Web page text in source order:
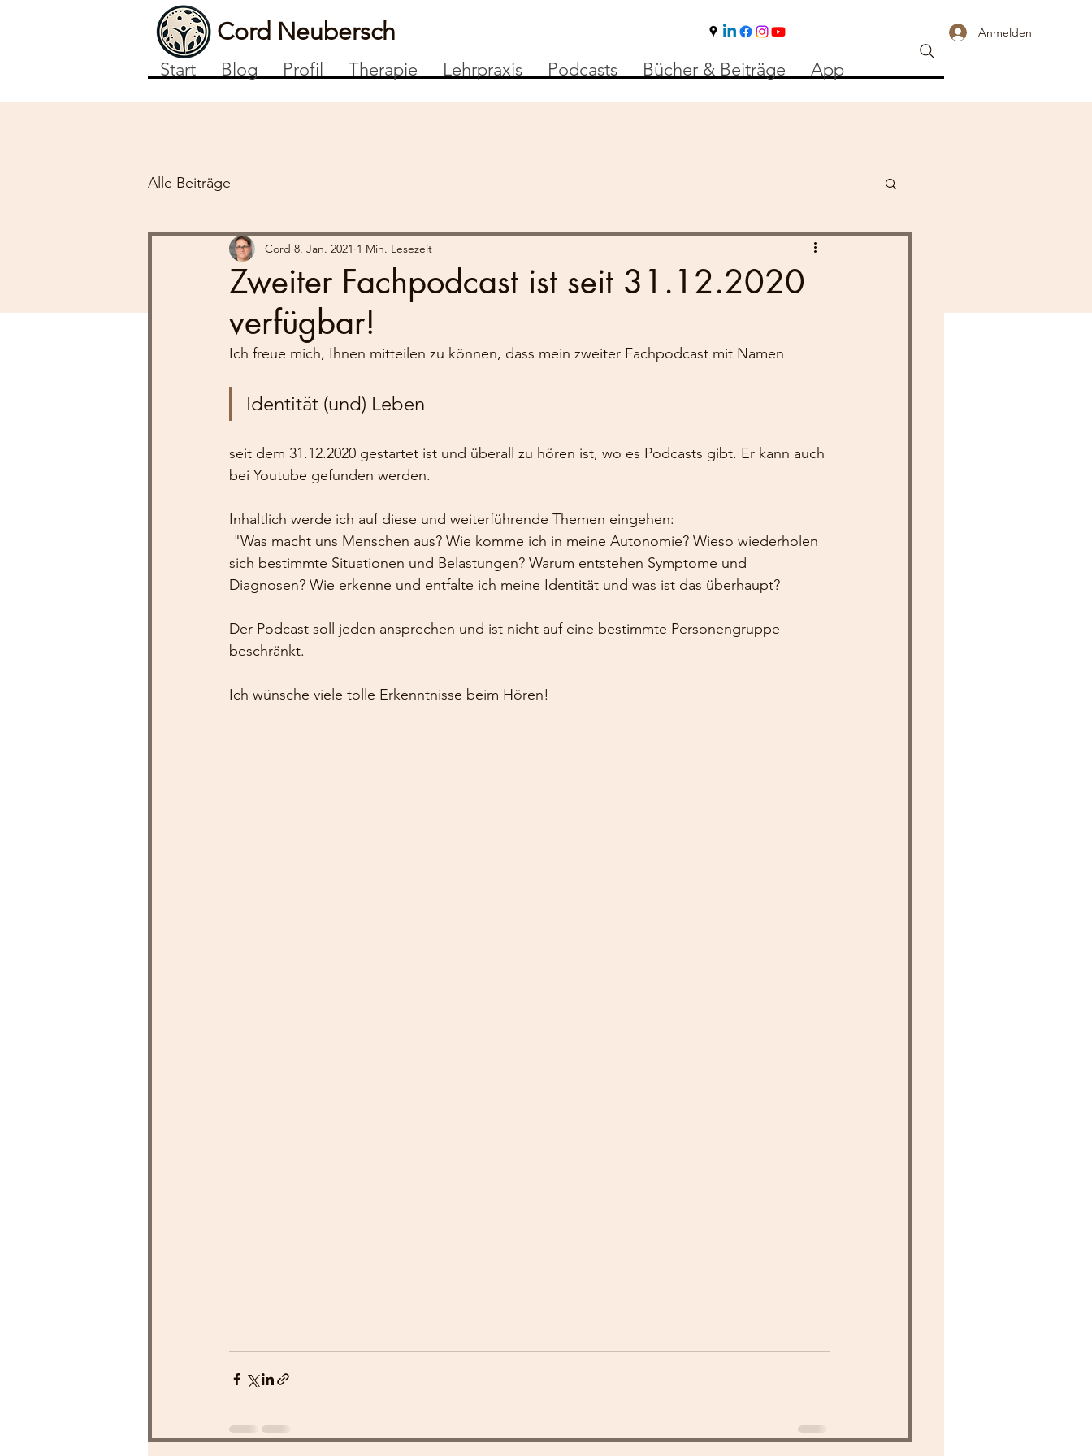
Anmelden
Cord Neubersch
Start Blog Profil Therapie Lehrpraxis Podcasts Bücher & Beiträge App
Alle Beiträge
Zweiter Fachpodcast ist seit 31.12.2020
verfügbar!
Cord 8. Jan. 2021 1 Min. Lesezeit
Ich freue mich, Ihnen mitteilen zu können, dass mein zweiter Fachpodcast mit Namen
Identität (und) Leben
seit dem 31.12.2020 gestartet ist und überall zu hören ist, wo es Podcasts gibt. Er kann auch
bei Youtube gefunden werden.
Inhaltlich werde ich auf diese und weiterführende Themen eingehen:
sich bestimmte Situationen und Belastungen? Warum entstehen Symptome und
Diagnosen? Wie erkenne und entfalte ich meine Identität und was ist das überhaupt?
Der Podcast soll jeden ansprechen und ist nicht auf eine bestimmte Personengruppe
beschränkt.
Ich wünsche viele tolle Erkenntnisse beim Hören!